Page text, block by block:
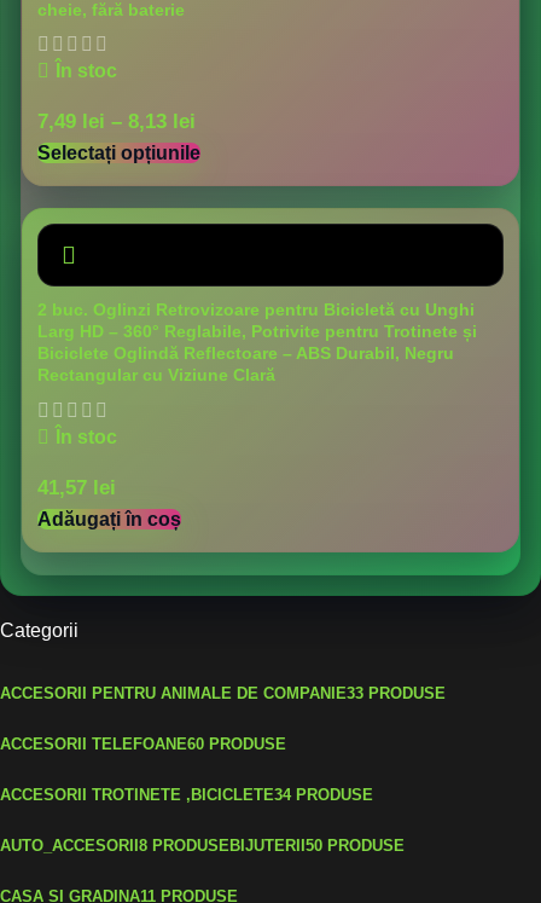
cheie, fără baterie
În stoc
7,49 lei – 8,13 lei
Selectați opțiunile
2 buc. Oglinzi Retrovizoare pentru Bicicletă cu Unghi
Larg HD – 360° Reglabile, Potrivite pentru Trotinete și
Biciclete Oglindă Reflectoare – ABS Durabil, Negru
Rectangular cu Viziune Clară
În stoc
41,57 lei
Adăugați în coș
Categorii
ACCESORII PENTRU ANIMALE DE COMPANIE33 PRODUSE
ACCESORII TELEFOANE60 PRODUSE
ACCESORII TROTINETE ,BICICLETE34 PRODUSE
AUTO_ACCESORII8 PRODUSEBIJUTERII50 PRODUSE
CASA SI GRADINA11 PRODUSE